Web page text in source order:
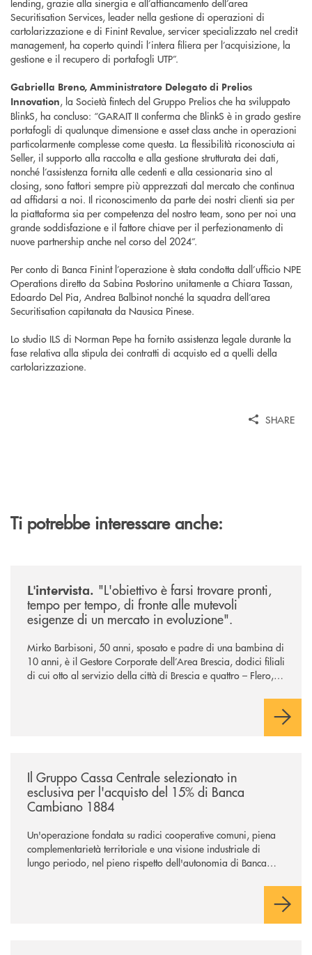
lending, grazie alla sinergia e all’affiancamento dell’area
Securitisation Services, leader nella gestione di operazioni di
cartolarizzazione e di Finint Revalue, servicer specializzato nel credit
management, ha coperto quindi l’intera filiera per l’acquisizione, la
gestione e il recupero di portafogli UTP”.
Gabriella Breno, Amministratore Delegato di Prelios
Innovation, la Società fintech del Gruppo Prelios che ha sviluppato
BlinkS, ha concluso: “GARAIT II conferma che BlinkS è in grado gestire
portafogli di qualunque dimensione e asset class anche in operazioni
particolarmente complesse come questa. La flessibilità riconosciuta ai
Seller, il supporto alla raccolta e alla gestione strutturata dei dati,
nonché l’assistenza fornita alle cedenti e alla cessionaria sino al
closing, sono fattori sempre più apprezzati dal mercato che continua
ad affidarsi a noi. Il riconoscimento da parte dei nostri clienti sia per
la piattaforma sia per competenza del nostro team, sono per noi una
grande soddisfazione e il fattore chiave per il perfezionamento di
nuove partnership anche nel corso del 2024”.
Per conto di Banca Finint l’operazione è stata condotta dall’ufficio NPE
Operations diretto da Sabina Postorino unitamente a Chiara Tassan,
Edoardo Del Pia, Andrea Balbinot nonché la squadra dell’area
Securitisation capitanata da Nausica Pinese.
Lo studio ILS di Norman Pepe ha fornito assistenza legale durante la
fase relativa alla stipula dei contratti di acquisto ed a quelli della
cartolarizzazione.
SHARE
Ti potrebbe interessare anche:
L'intervista. "L'obiettivo è farsi trovare pronti,
tempo per tempo, di fronte alle mutevoli
esigenze di un mercato in evoluzione".
Mirko Barbisoni, 50 anni, sposato e padre di una bambina di
10 anni, è il Gestore Corporate dell’Area Brescia, dodici filiali
di cui otto al servizio della città di Brescia e quattro – Flero,
Il Gruppo Cassa Centrale selezionato in
esclusiva per l'acquisto del 15% di Banca
Cambiano 1884
Un'operazione fondata su radici cooperative comuni, piena
complementarietà territoriale e una visione industriale di
lungo periodo, nel pieno rispetto dell'autonomia di Banca
negoziazione esclusiva per la finalizzazione dell’operazione.